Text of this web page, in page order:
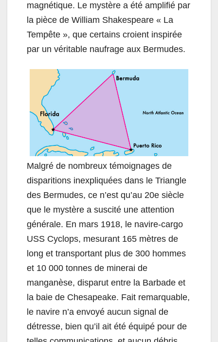
magnétique. Le mystère a été amplifié par
la pièce de William Shakespeare « La
Tempête », que certains croient inspirée
par un véritable naufrage aux Bermudes.
Malgré de nombreux témoignages de
disparitions inexpliquées dans le Triangle
des Bermudes, ce n’est qu’au 20e siècle
que le mystère a suscité une attention
générale. En mars 1918, le navire-cargo
USS Cyclops, mesurant 165 mètres de
long et transportant plus de 300 hommes
et 10 000 tonnes de minerai de
manganèse, disparut entre la Barbade et
la baie de Chesapeake. Fait remarquable,
le navire n’a envoyé aucun signal de
détresse, bien qu’il ait été équipé pour de